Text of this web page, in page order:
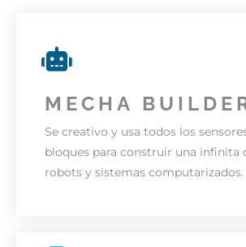
MECHA
Se creativo y usa todos los
bloques para construir una infinita
robots y sistemas computarizados.